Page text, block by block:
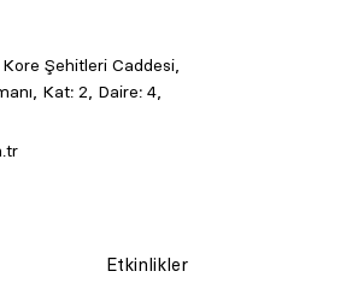
Şehitleri Caddesi,
Kat: 2, Daire: 4,
Etkinlikler